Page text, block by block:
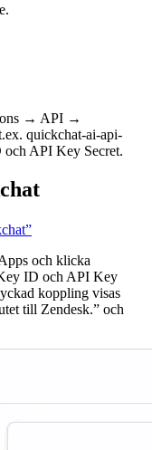
→ API →
quickchat-ai-api-
API Key Secret.
och klicka
ID och API Key
koppling visas
till Zendesk.” och